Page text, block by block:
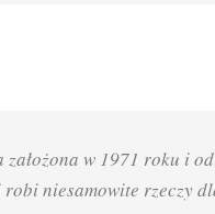
założona w 1971 roku i
niesamowite rzeczy